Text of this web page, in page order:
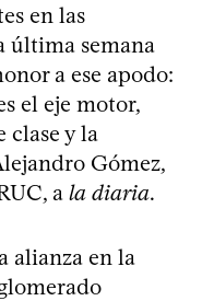
en las
última semana
a ese apodo:
el eje motor,
clase y la
Gómez,
a la diaria.
alianza en la